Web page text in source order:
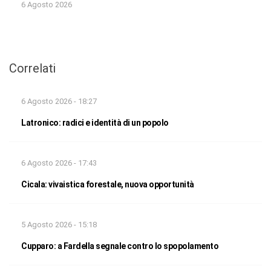
6 Agosto 2026
Correlati
6 Agosto 2026 - 18:27
Latronico: radici e identità di un popolo
6 Agosto 2026 - 17:43
Cicala: vivaistica forestale, nuova opportunità
5 Agosto 2026 - 15:18
Cupparo: a Fardella segnale contro lo spopolamento